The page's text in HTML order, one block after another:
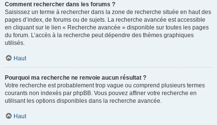
Comment rechercher dans les forums ?
Saisissez un terme à rechercher dans la zone de recherche située en haut des
pages d’index, de forums ou de sujets. La recherche avancée est accessible
en cliquant sur le lien « Recherche avancée » disponible sur toutes les pages
du forum. L’accès à la recherche peut dépendre des thèmes graphiques
utilisés.
Haut
Pourquoi ma recherche ne renvoie aucun résultat ?
Votre recherche est probablement trop vague ou comprend plusieurs termes
courants non indexés par phpBB. Vous pouvez affiner votre recherche en
utilisant les options disponibles dans la recherche avancée.
Haut